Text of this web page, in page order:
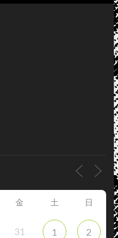
金 土 日
31 1 2